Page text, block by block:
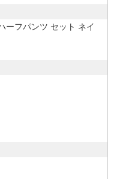
ーフパンツ セット ネイ